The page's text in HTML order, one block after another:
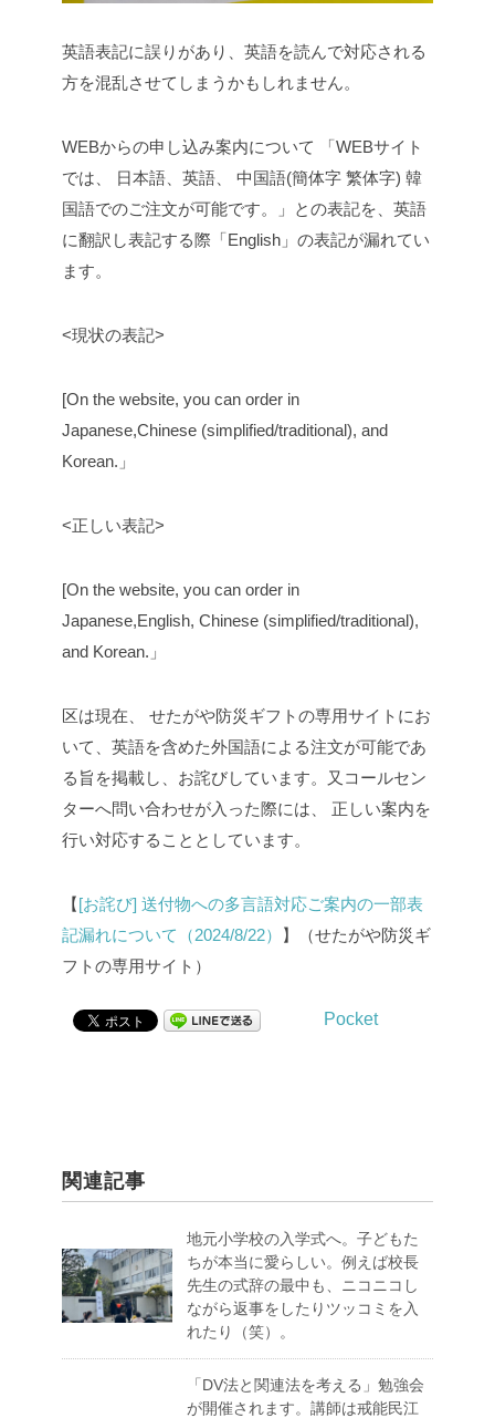
英語表記に誤りがあり、英語を読んで対応される
方を混乱させてしまうかもしれません。
WEBからの申し込み案内について 「WEBサイト
では、 日本語、英語、 中国語(簡体字 繁体字) 韓
国語でのご注文が可能です。」との表記を、英語
に翻訳し表記する際「English」の表記が漏れてい
ます。
<現状の表記>
[On the website, you can order in
Japanese,Chinese (simplified/traditional), and
Korean.」
<正しい表記>
[On the website, you can order in
Japanese,English, Chinese (simplified/traditional),
and Korean.」
区は現在、 せたがや防災ギフトの専用サイトにお
いて、英語を含めた外国語による注文が可能であ
る旨を掲載し、お詫びしています。又コールセン
ターへ問い合わせが入った際には、 正しい案内を
行い対応することとしています。
【[お詫び] 送付物への多言語対応ご案内の一部表
記漏れについて（2024/8/22）
】（せたがや防災ギ
フトの専用サイト）
Pocket
関連記事
地元小学校の入学式へ。子どもた
ちが本当に愛らしい。例えば校長
先生の式辞の最中も、ニコニコし
ながら返事をしたりツッコミを入
れたり（笑）。
「DV法と関連法を考える」勉強会
が開催されます。講師は戒能民江